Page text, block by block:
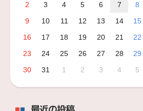
2
3 4 5 6 7
8
9
10 11 12 13 14
15
16
17 18 19 20 21
22
23
24 25 26 27 28
29
30
31 1 2 3 4 5